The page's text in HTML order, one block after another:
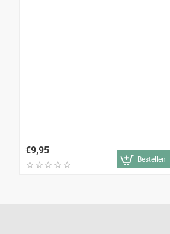
€9,95
Bestellen